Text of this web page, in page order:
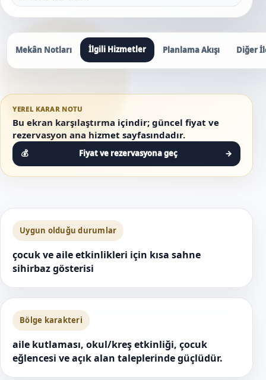
Mekân Notları İlgili Hizmetler Planlama Akışı Diğer
YEREL KARAR NOTU
Bu ekran karşılaştırma içindir; güncel fiyat ve
rezervasyon ana hizmet sayfasındadır.
Fiyat ve rezervasyona geç →
Uygun olduğu durumlar
çocuk ve aile etkinlikleri için kısa sahne
sihirbaz gösterisi
Bölge karakteri
aile kutlaması, okul/kreş etkinliği, çocuk
eğlencesi ve açık alan taleplerinde güçlüdür.